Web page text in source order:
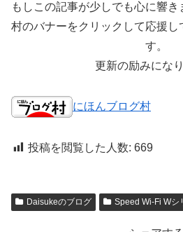
もしこの記事が少しでも心に響
村のバナーをクリックして応援
す。
更新の励みになり
にほんブログ村
投稿を閲覧した人数: 669
Daisukeのブログ Speed Wi-Fi Wシ